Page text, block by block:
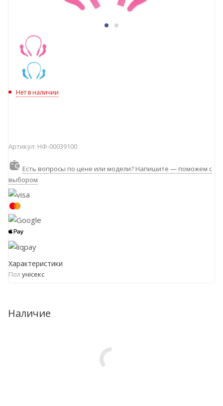
Нет в наличии
Артикул: НФ-00039100
Есть вопросы по цене или модели? Напишите — поможем с
выбором
Характеристики
Пол унісекс
Наличие